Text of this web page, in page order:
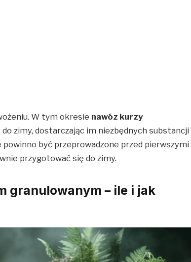
W tym okresie nawóz kurzy
zimy, dostarczając im niezbędnych substancji
być przeprowadzone przed pierwszymi
przygotować się do zimy.
granulowanym – ile i jak